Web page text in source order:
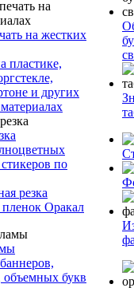
на жестких
пластике,
и других
по
резка
Оракал
объемных букв